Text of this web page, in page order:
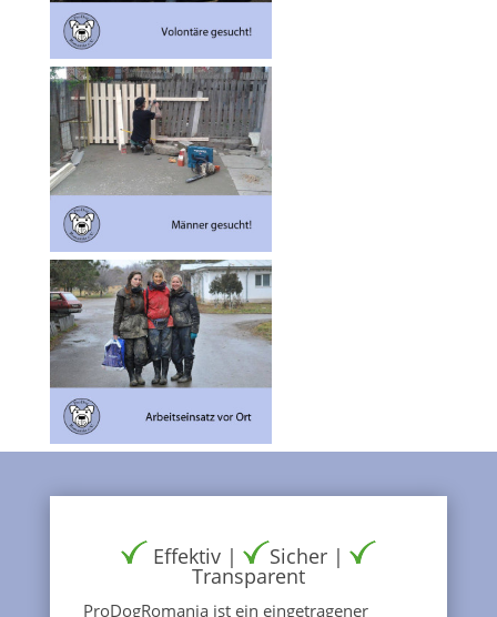
Effektiv | Sicher |
Transparent
ProDogRomania ist ein eingetragener